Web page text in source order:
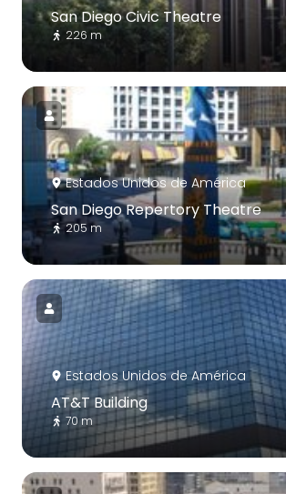
San Diego Civic Theatre
226 m
Estados Unidos de América
San Diego Repertory Theatre
205 m
Estados Unidos de América
AT&T Building
70 m